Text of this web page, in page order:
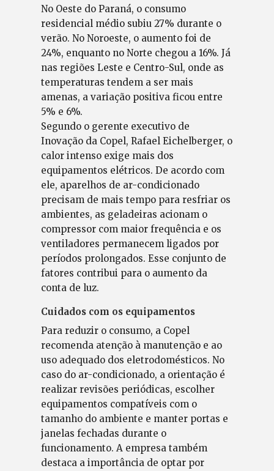
No Oeste do Paraná, o consumo
residencial médio subiu 27% durante o
verão. No Noroeste, o aumento foi de
24%, enquanto no Norte chegou a 16%. Já
nas regiões Leste e Centro-Sul, onde as
temperaturas tendem a ser mais
amenas, a variação positiva ficou entre
5% e 6%.
Segundo o gerente executivo de
Inovação da Copel, Rafael Eichelberger, o
calor intenso exige mais dos
equipamentos elétricos. De acordo com
ele, aparelhos de ar-condicionado
precisam de mais tempo para resfriar os
ambientes, as geladeiras acionam o
compressor com maior frequência e os
ventiladores permanecem ligados por
períodos prolongados. Esse conjunto de
fatores contribui para o aumento da
conta de luz.
Cuidados com os equipamentos
Para reduzir o consumo, a Copel
recomenda atenção à manutenção e ao
uso adequado dos eletrodomésticos. No
caso do ar-condicionado, a orientação é
realizar revisões periódicas, escolher
equipamentos compatíveis com o
tamanho do ambiente e manter portas e
janelas fechadas durante o
funcionamento. A empresa também
destaca a importância de optar por